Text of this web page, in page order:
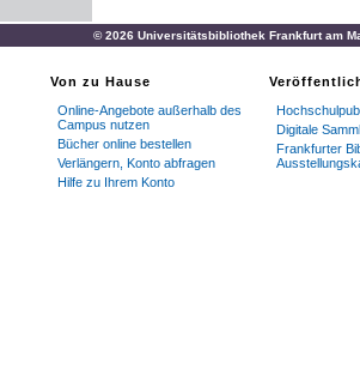
© 2026 Universitätsbibliothek Frankfurt am
Von zu Hause
Online-Angebote außerhalb des
Campus nutzen
Bücher online bestellen
Verlängern, Konto abfragen
Hilfe zu Ihrem Konto
Digitale
Frankfurter